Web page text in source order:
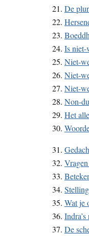
21. De
22.
23.
24. Is niet-
25. Niet-
26. Niet-
27. Niet-
28. Non-
29. Het
30.
31.
32.
33.
34.
35. Wat je
36.
37. De